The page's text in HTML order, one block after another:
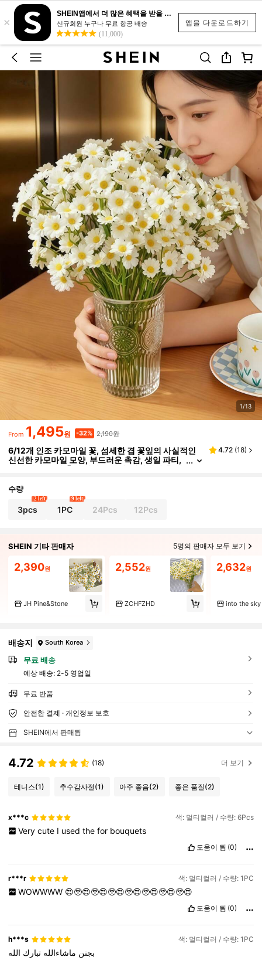
앱을 다운로드하기
×
SHEIN앱에서 더 많은 혜택을 받을 수 있어요.
신규회원 누구나 무료 항공 배송
(11,000)
1/13
From 1,495원 -32% 2,190원
6/12개 인조 카모마일 꽃, 섬세한 겹 꽃잎의 사실적인
신선한 카모마일 모양, 부드러운 촉감, 생일 파티,
웨딩 뱅킷, 휴일 축제 테이블 장식, 일상적인 홈 데
밝혀주는 영원한 신선함
4.72 (18)
수량
3pcs
2 left
1PC
9 left
24Pcs 12Pcs
SHEIN 기타 판매자 5명의 판매자 모두 보기
2,390원
JH Pine&Stone
2,552원
ZCHFZHD
2,632원
into the sky
배송지 South Korea
무료 배송
예상 배송: 2-5 영업일
무료 반품
안전한 결제 · 개인정보 보호
SHEIN에서 판매됨
4.72 (18) 더 보기
테니스(1) 추수감사절(1) 아주 좋음(2) 좋은 품질(2)
x***c 색: 멀티컬러 / 수량: 6Pcs
Very cute I used the for bouquets
도움이 됨 (0)
r***r 색: 멀티컬러 / 수량: 1PC
WOWWWW 😍🥹😍🥹😍🥹😍🥹😍🥹😍🥹😍🥹😍
도움이 됨 (0)
h***s 색: 멀티컬러 / 수량: 1PC
بجنن ماشاءالله تبارك الله